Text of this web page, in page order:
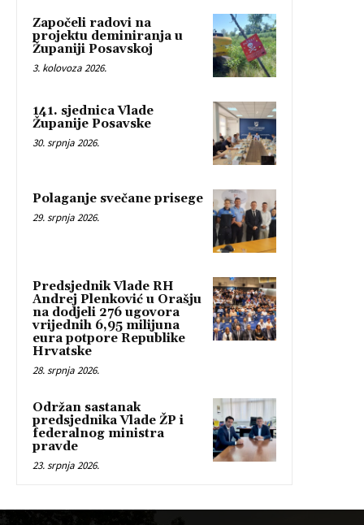
Započeli radovi na
projektu deminiranja u
Županiji Posavskoj
3. kolovoza 2026.
141. sjednica Vlade
Županije Posavske
30. srpnja 2026.
Polaganje svečane prisege
29. srpnja 2026.
Predsjednik Vlade RH
Andrej Plenković u Orašju
na dodjeli 276 ugovora
vrijednih 6,95 milijuna
eura potpore Republike
Hrvatske
28. srpnja 2026.
Održan sastanak
predsjednika Vlade ŽP i
federalnog ministra
pravde
23. srpnja 2026.